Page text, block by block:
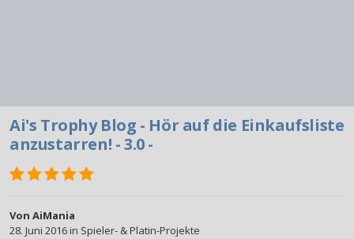
Ai's Trophy Blog - Hör auf die Einkaufsliste
anzustarren! - 3.0 -
Von AiMania
28. Juni 2016in Spieler- & Platin-Projekte